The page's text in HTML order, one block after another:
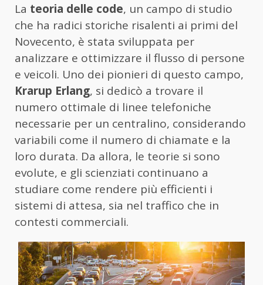
La teoria delle code, un campo di studio
che ha radici storiche risalenti ai primi del
Novecento, è stata sviluppata per
analizzare e ottimizzare il flusso di persone
e veicoli. Uno dei pionieri di questo campo,
Krarup Erlang, si dedicò a trovare il
numero ottimale di linee telefoniche
necessarie per un centralino, considerando
variabili come il numero di chiamate e la
loro durata. Da allora, le teorie si sono
evolute, e gli scienziati continuano a
studiare come rendere più efficienti i
sistemi di attesa, sia nel traffico che in
contesti commerciali.